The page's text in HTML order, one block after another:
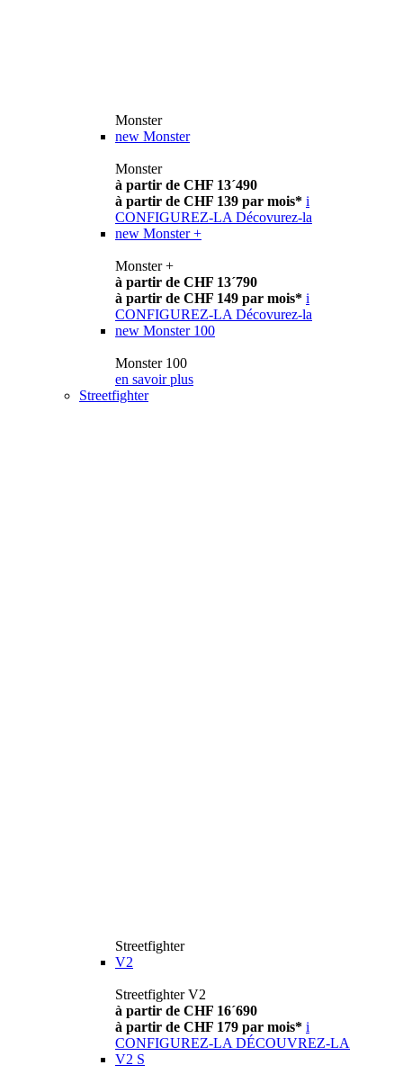
Monster
new Monster
Monster
à partir de CHF 13´490
à partir de CHF 139 par mois* i
CONFIGUREZ-LA Décovurez-la
new Monster +
Monster +
à partir de CHF 13´790
à partir de CHF 149 par mois* i
CONFIGUREZ-LA Décovurez-la
new Monster 100
Monster 100
en savoir plus
Streetfighter
Streetfighter
V2
Streetfighter V2
à partir de CHF 16´690
à partir de CHF 179 par mois* i
CONFIGUREZ-LA DÉCOUVREZ-LA
V2 S